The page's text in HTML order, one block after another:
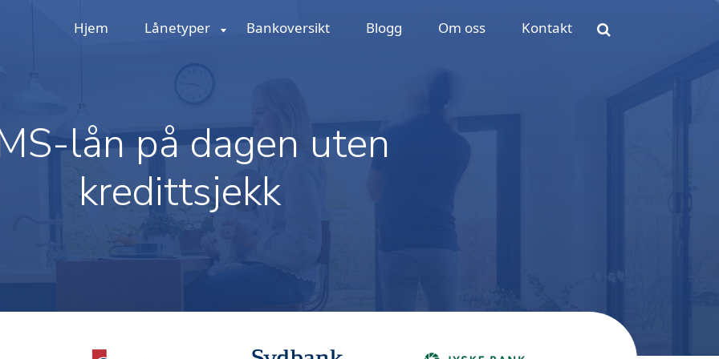
Hjem Lånetyper Bankoversikt Blogg Om oss Kontakt
lån på dagen uten
kredittsjekk